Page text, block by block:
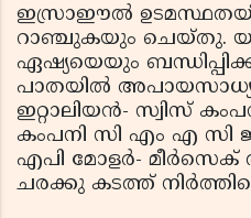
ഇസ്രാഈല്‍
റാഞ്ചുകയും ചെയ്തു.
ഏഷ്യയെയും
പാതയില്‍
ഇറ്റാലിയന്‍- സ്വിസ്
കംപനി സി എം എ സി
എപി മോളര്‍-
ചരക്കു കടത്ത്